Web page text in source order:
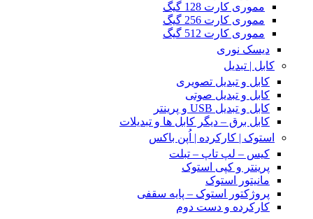
مموری کارت 128 گیگ
مموری کارت 256 گیگ
مموری کارت 512 گیگ
دیسک نوری
کابل | تبدیل
کابل و تبدیل تصویری
کابل و تبدیل صوتی
کابل و تبدیل USB و پرینتر
کابل برق – دیگر کابل ها و تبدیلات
استوک | کارکرده | اُپن باکس
کیس – لپ تاپ – تبلت
پرینتر و کپی استوک
مانیتور استوک
پروژکتور استوک – پایه سقفی
کارکرده و دست دوم